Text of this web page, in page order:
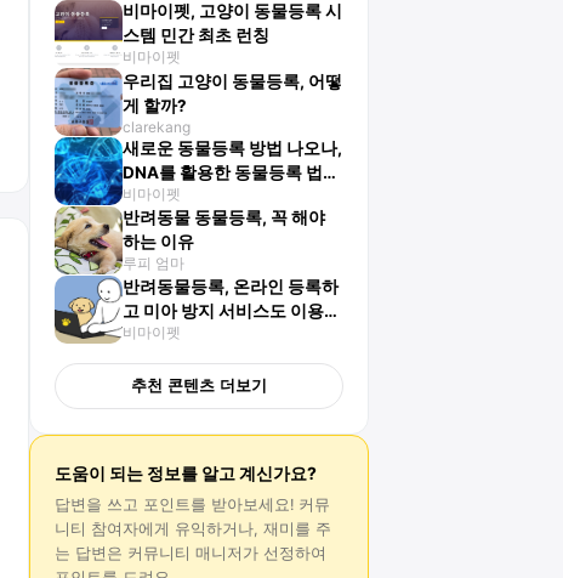
비마이펫, 고양이 동물등록 시
스템 민간 최초 런칭
비마이펫
우리집 고양이 동물등록, 어떻
게 할까?
clarekang
새로운 동물등록 방법 나오나,
DNA를 활용한 동물등록 법안
발의
비마이펫
반려동물 동물등록, 꼭 해야
하는 이유
루피 엄마
반려동물등록, 온라인 등록하
고 미아 방지 서비스도 이용하
세요!
비마이펫
추천 콘텐츠 더보기
도움이 되는 정보를 알고 계신가요?
답변 을 쓰고 포인트를 받아보세요! 커뮤
니티 참여자에게 유익하거나, 재미를 주
는 답변 은 커뮤니티 매니저가 선정하여